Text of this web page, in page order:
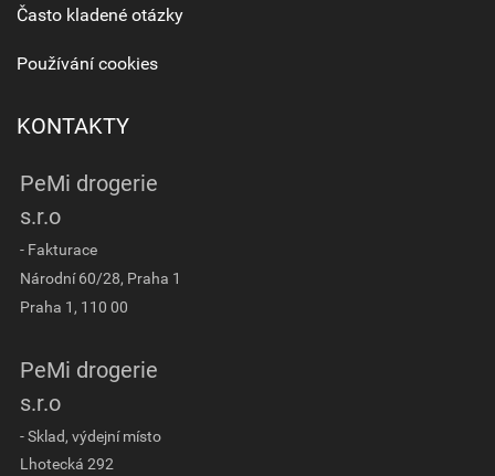
Často kladené otázky
Používání cookies
KONTAKTY
PeMi drogerie
s.r.o
- Fakturace
Národní 60/28, Praha 1
Praha 1, 110 00
PeMi drogerie
s.r.o
- Sklad, výdejní místo
Lhotecká 292